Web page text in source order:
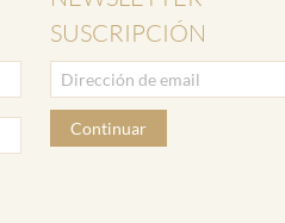
SUSCRIPCIÓN
Continuar